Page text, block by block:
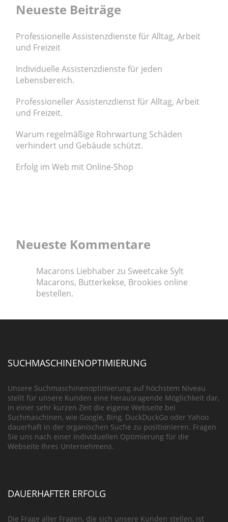
Neueste Beiträge
Professionelle Assistenzdienste für Alltag, Arbeit
und Freizeit
Individuelle Assistenzdienste für jeden
Lebensbereich.
Professioneller Assistenzdienst für Alltag, Arbeit
und Freizeit.
Warum regelmäßige Rohrwartung Schäden
verhindert und Gebäude schützt.
Erfolg im Web mit Online-Shop
Neueste Kommentare
Macarons Liebhaber zu Sweetcake Sylt
Macarons, Butterkekse, Brookies online
bestellen.
SUCHMASCHINENOPTIMIERUNG
Unsere Suchmaschinenoptimierung auf höchstem Niveau
stellt für unsere Kunden eine herausragende Möglichkeit dar,
in einer sehr kurzen Zeit die eigene Webseite bei
Suchmaschinen, wie Google, Bing, DuckDuckGo oder Yahoo
dauerhaft in der organischen Suche zu positionieren. Fragen
Sie uns nach einer individuellen Optimierung für die
Webseite Ihres Unternehmens.
DAUERHAFTER ERFOLG
Die Frage aller Fragen, die sich unsere Kunden stellen, ist